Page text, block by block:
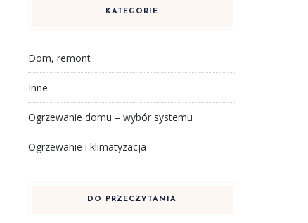
KATEGORIE
Dom, remont
Inne
Ogrzewanie domu – wybór systemu
Ogrzewanie i klimatyzacja
DO PRZECZYTANIA